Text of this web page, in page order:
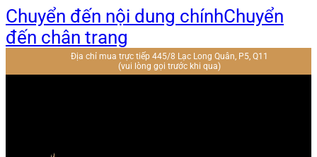
Chuyển đến nội dung chínhChuyển
đến chân trang
Địa chỉ mua trực tiếp 445/8 Lạc Long Quân, P5, Q11
(vui lòng gọi trước khi qua)